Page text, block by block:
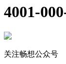
4001-
关注畅想公众号